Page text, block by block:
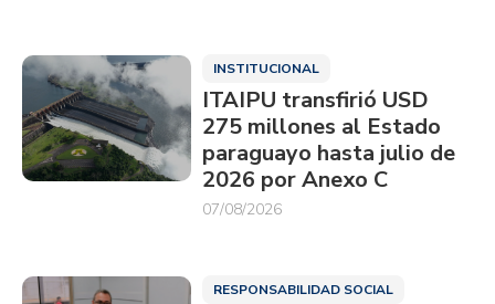
INSTITUCIONAL
ITAIPU transfirió USD
275 millones al Estado
paraguayo hasta julio de
2026 por Anexo C
07/08/2026
RESPONSABILIDAD SOCIAL